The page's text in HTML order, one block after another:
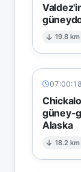
19.8 km
07:00:18
güney-
Alaska
18.2 km